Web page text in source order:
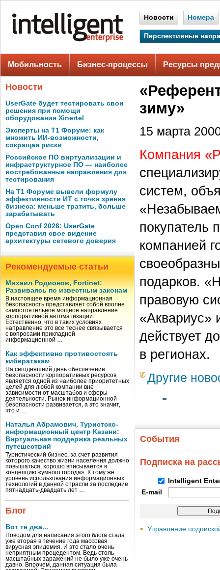
Новости Номера
Перспективные
Мобильность Бизнес-процессы Ресурсы
Новости
UserGate будет тестировать свои
решения при помощи
оборудования Xinertel
Эксперты на Т1 Форуме: как
множить ИИ-возможности,
сокращая риски
Российское ПО виртуализации и
инфраструктурное ПО — наиболее
востребованные направления для
тестирования
На Т1 Форуме вывели формулу
эффективности ИТ с точки зрения
бизнеса: меньше тратить, больше
зарабатывать
Open Conf 2026: UserGate
представил свое видение
архитектуры сетевого доверия
Рекомендуемые статьи
Михаил Родионов, Fortinet:
Развиваясь по известным законам
В настоящее время информационная
безопасность представляет собой вполне
самостоятельное мощное направление
корпоративной автоматизации.
Естественно, что в таких условиях
направление это все теснее связывается
с вопросами прикладной
информационной …
Как эффективно противостоять
кибератакам
На сегодняшний день обеспечение
безопасности корпоративных ресурсов
является одной из наиболее приоритетных
целей для любой компании вне
зависимости от масштабов и сферы
деятельности. Рынок информационной
безопасности развивается, а это значит,
что и …
Наталья Абрамович, Туристско-
информационный центр Казани:
Виртуальная поддержка реальных
путешествий
Туристический бизнес, за счет развития
которого качество жизни населения должно
повышаться, хорошо вписывается в
концепцию «умного города». К тому же
уровень использования информационных
технологий в данной отрасли за последние
пятнадцать-двадцать лет …
Блог
Вот те два...
Поводом для написания этого блога стала
уже вторая в течение года массовая
вирусная эпидемия. И это стало очень
неприятным прецедентом. Ведь столь
масштабных заражений не было уже очень
давно. Впрочем, данная ситуация была
зиму»
15 марта
Компания
систем,
покупатель
компанией
подарков.
правовую
«Аквариус»
действует
в регионах.
Другие
События
Подписка на
Intelligent
E-mail
Управление